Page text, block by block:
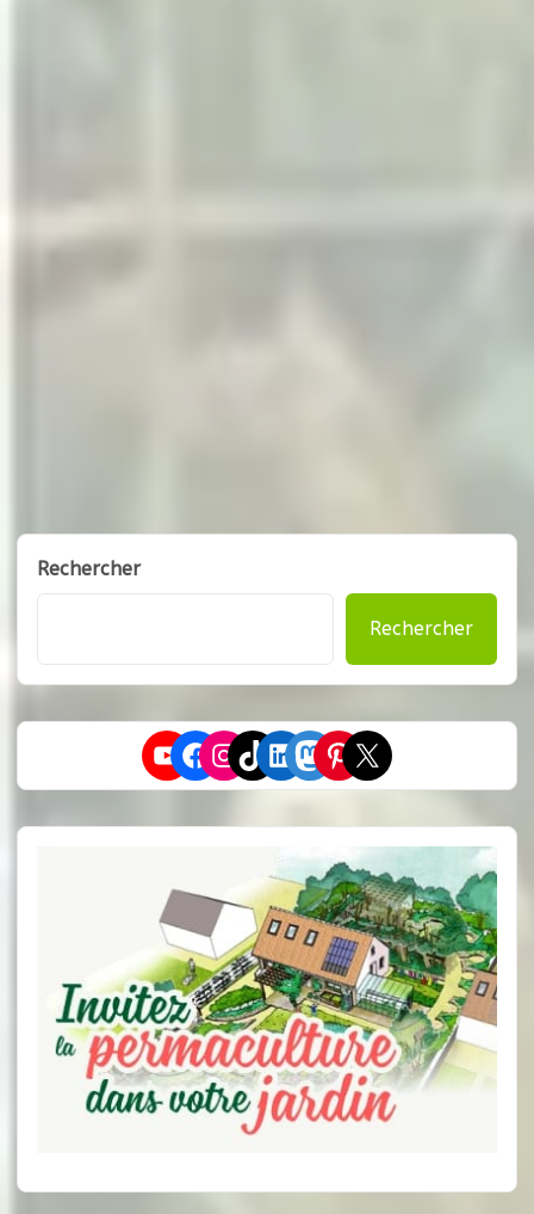
Rechercher
Rechercher
YouTube
Facebook
Instagram
TikTok
LinkedIn
Mastodon
Pinterest
X